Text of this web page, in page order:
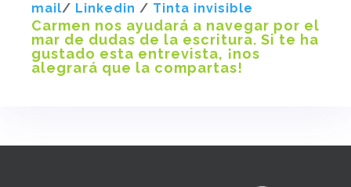
mail/ Linkedin / Tinta invisible
Carmen nos ayudará a navegar por el
mar de dudas de la escritura. Si te ha
gustado esta entrevista, ¡nos
alegrará que la compartas!